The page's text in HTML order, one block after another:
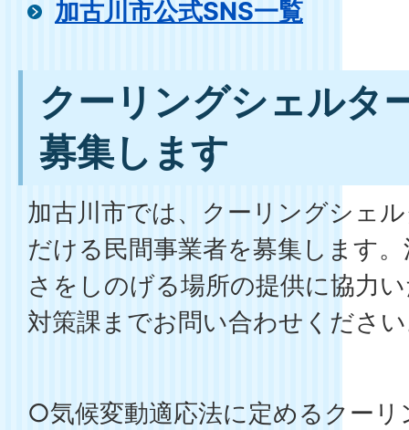
加古川市公式SNS一覧
クーリングシェルタ
募集します
加古川市では、クーリングシェ
だける民間事業者を募集します
さをしのげる場所の提供に協力
対策課までお問い合わせくださ
○気候変動適応法に定めるクー